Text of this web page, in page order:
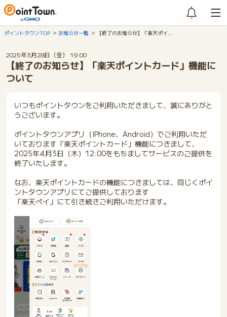
ポイントタウンTOP お知らせ一覧 【終了のお知らせ】「楽天ポイ…
2025年3月28日（金） 19:00
【終了のお知らせ】「楽天ポイントカード」機能に
ついて
いつもポイントタウンをご利用いただきまして、誠にありがと
うございます。
ポイントタウンアプリ（IPhone、Android）でご利用いただ
いております「楽天ポイントカード」機能につきまして、
2025年4月3日（木）12:00をもちましてサービスのご提供を
終了いたします。
なお、楽天ポイントカードの機能につきましては、同じくポイ
ントタウンアプリにてご提供しております
「楽天ペイ」にて引き続きご利用いただけます。